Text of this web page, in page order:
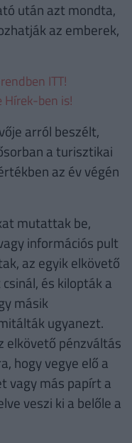
után azt mondta,
az emberek,
ITT!
Hírek-ben is!
arról beszélt,
a turisztikai
az év végén
mutattak be,
információs pult
az egyik elkövető
és kilopták a
másik
ugyanezt.
elkövető pénzváltás
hogy vegye elő a
vagy más papírt a
veszi ki a belőle a